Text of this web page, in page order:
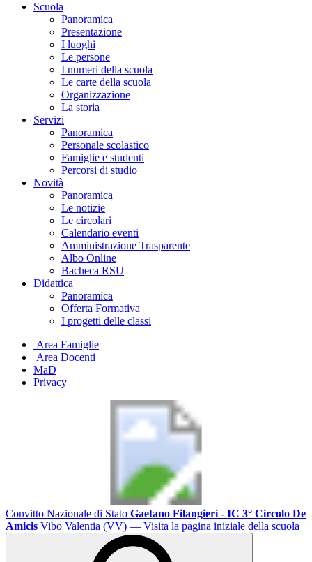
Scuola
Panoramica
Presentazione
I luoghi
Le persone
I numeri della scuola
Le carte della scuola
Organizzazione
La storia
Servizi
Panoramica
Personale scolastico
Famiglie e studenti
Percorsi di studio
Novità
Panoramica
Le notizie
Le circolari
Calendario eventi
Amministrazione Trasparente
Albo Online
Bacheca RSU
Didattica
Panoramica
Offerta Formativa
I progetti delle classi
Area Famiglie
Area Docenti
MaD
Privacy
Convitto Nazionale di Stato Gaetano Filangieri - IC 3° Circolo De
Amicis Vibo Valentia (VV) — Visita la pagina iniziale della scuola